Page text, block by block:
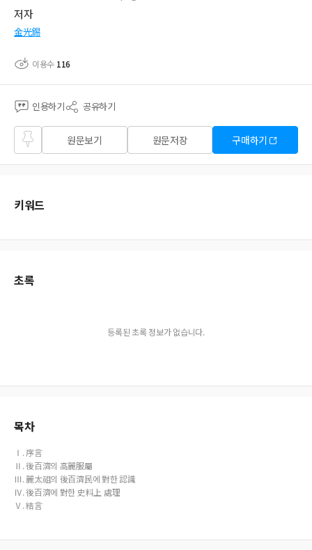
저자
金光錫
이용수 116
인용하기 공유하기
즐겨
찾기
원문보기 원문저장 구매하기
키워드
초록
등록된 초록 정보가 없습니다.
목차
Ⅰ. 序言
Ⅱ. 後百濟의 高麗服屬
Ⅲ. 麗太祖의 後百濟民에 對한 認識
Ⅳ. 後百濟에 對한 史料上 處理
Ⅴ. 結言